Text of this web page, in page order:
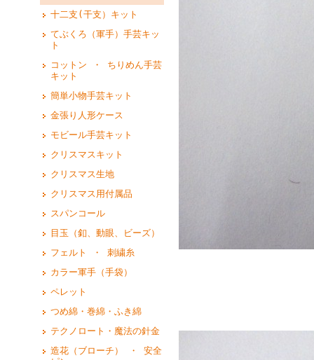
十二支(干支）キット
てぶくろ（軍手）手芸キッ
ト
コットン ・ ちりめん手芸
キット
簡単小物手芸キット
金張り人形ケース
モビール手芸キット
クリスマスキット
クリスマス生地
クリスマス用付属品
スパンコール
目玉（釦、動眼、ビーズ）
フェルト ・ 刺繍糸
カラー軍手（手袋）
ペレット
つめ綿・巻綿・ふき綿
テクノロート・魔法の針金
造花（ブローチ） ・ 安全